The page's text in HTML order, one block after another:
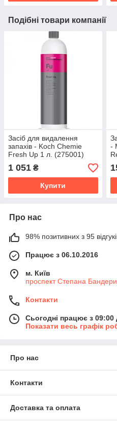
Подібні товари компанії
Засіб для видалення
запахів - Koch Chemie
Fresh Up 1 л. (275001)
1 051 ₴
Купити
-
Про нас
98% позитивних з 95
Працює з 06.10.2016
м. Київ
проспект Степана
Контакти
Сьогодні працює з 09:00
Показати весь графік
Про нас
Контакти
Доставка та оплата